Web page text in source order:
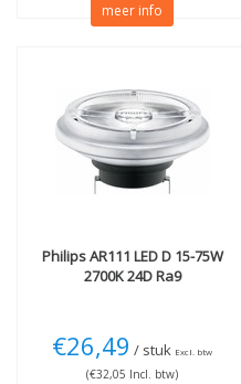
meer info
PhilipsAR111 LED D 15-75W
2700K 24D Ra9
€26,49 / stuk Excl. btw
(€32,05 Incl. btw)